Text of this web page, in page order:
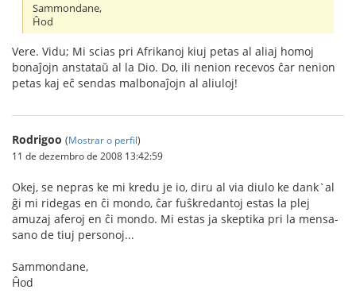
Sammondane,
Ĥod
Vere. Vidu; Mi scias pri Afrikanoj kiuj petas al aliaj homoj
bonaĵojn anstataŭ al la Dio. Do, ili nenion recevos ĉar nenion
petas kaj eĉ sendas malbonaĵojn al aliuloj!
Rodrigoo (Mostrar o perfil)
11 de dezembro de 2008 13:42:59
Okej, se nepras ke mi kredu je io, diru al via diulo ke dank`al
ĝi mi ridegas en ĉi mondo, ĉar fuŝkredantoj estas la plej
amuzaj aferoj en ĉi mondo. Mi estas ja skeptika pri la mensa-
sano de tiuj personoj...
Sammondane,
Ĥod